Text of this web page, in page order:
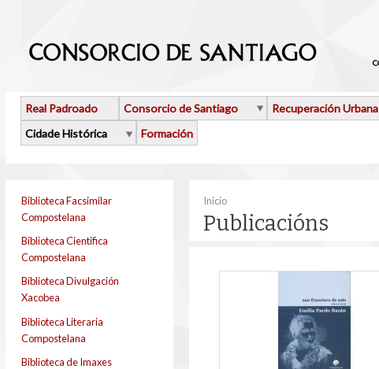
Real Padroado Consorcio de Santiago Recuperación Urbana
Cidade Histórica
Formación
Biblioteca Facsimilar
Compostelana
Biblioteca Cientifica
Compostelana
Biblioteca Divulgación
Xacobea
Biblioteca Literaria
Compostelana
Biblioteca de Imaxes
Vostede está aquí
Inicio
Publicacións